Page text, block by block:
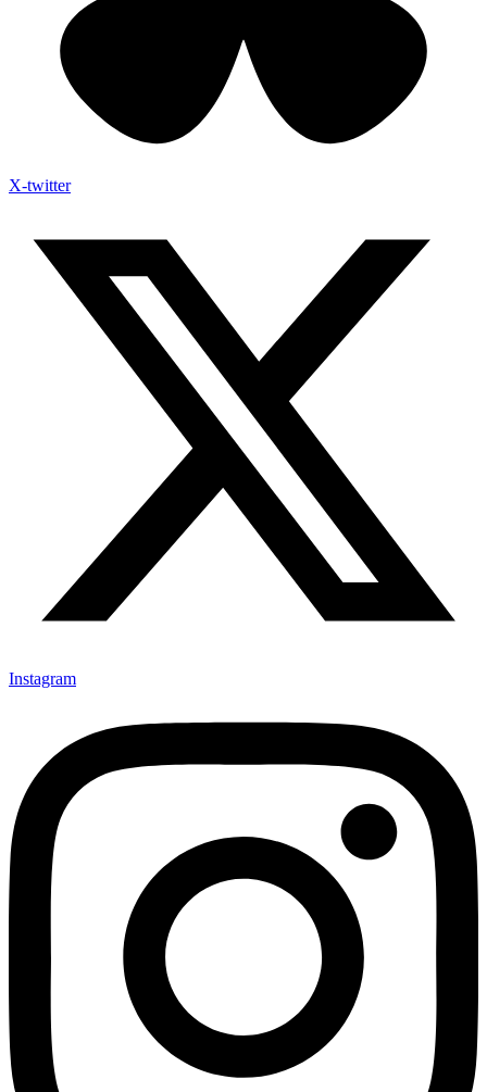
X-twitter
Instagram